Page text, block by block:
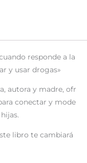
responde a la
y usar drogas»
autora y madre, ofr
conectar y mode
libro te cambiará